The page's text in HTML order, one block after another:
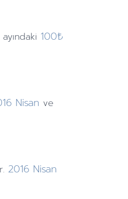
ayındaki 100₺
Nisan ve
2016 Nisan